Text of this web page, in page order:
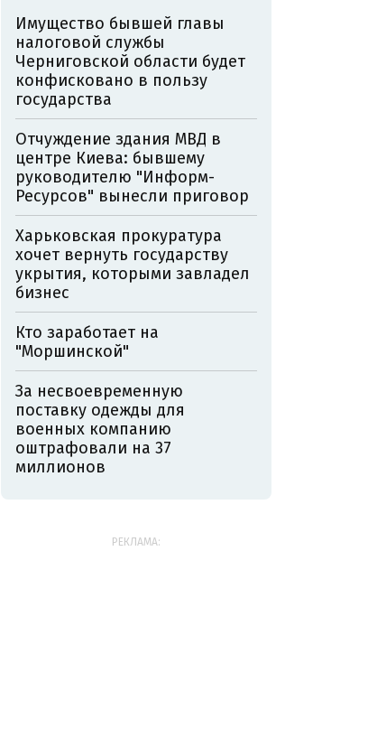
Имущество бывшей главы
налоговой службы
Черниговской области будет
конфисковано в пользу
государства
Отчуждение здания МВД в
центре Киева: бывшему
руководителю "Информ-
Ресурсов" вынесли приговор
Харьковская прокуратура
хочет вернуть государству
укрытия, которыми завладел
бизнес
Кто заработает на
"Моршинской"
За несвоевременную
поставку одежды для
военных компанию
оштрафовали на 37
миллионов
РЕКЛАМА: